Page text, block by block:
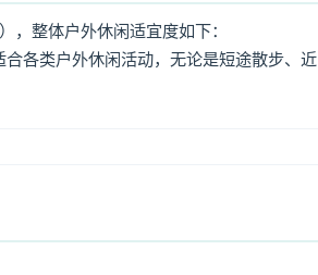
整体户外休闲适宜度如下：
各类户外休闲活动，无论是短途散步、近